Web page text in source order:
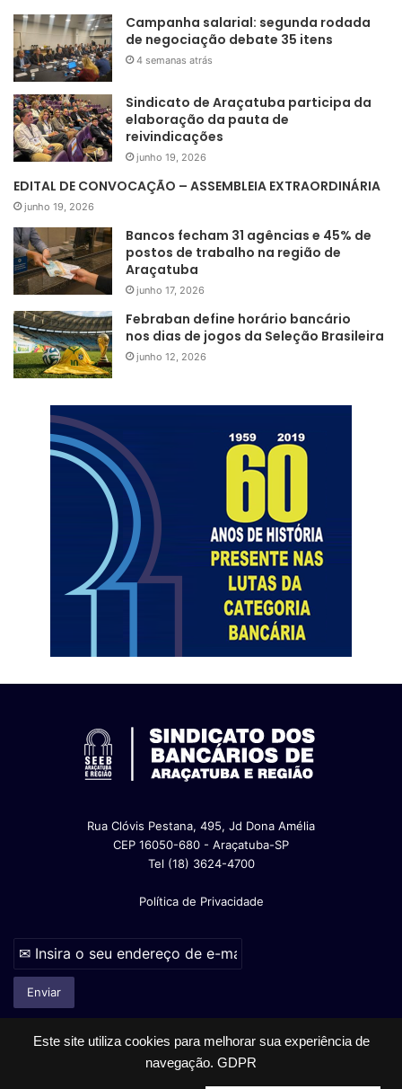
Este site utiliza cookies para melhorar sua experiência de
navegação. GDPR
Campanha salarial: segunda rodada
de negociação debate 35 itens
4 semanas atrás
Sindicato de Araçatuba participa da
elaboração da pauta de
reivindicações
junho 19, 2026
EDITAL DE CONVOCAÇÃO – ASSEMBLEIA EXTRAORDINÁRIA
junho 19, 2026
Bancos fecham 31 agências e 45% de
postos de trabalho na região de
Araçatuba
junho 17, 2026
Febraban define horário bancário
nos dias de jogos da Seleção Brasileira
junho 12, 2026
Rua Clóvis Pestana, 495, Jd Dona Amélia
CEP 16050-680 - Araçatuba-SP
Tel (18) 3624-4700
Política de Privacidade
© Copyright 2026, Todos os direitos reservados |